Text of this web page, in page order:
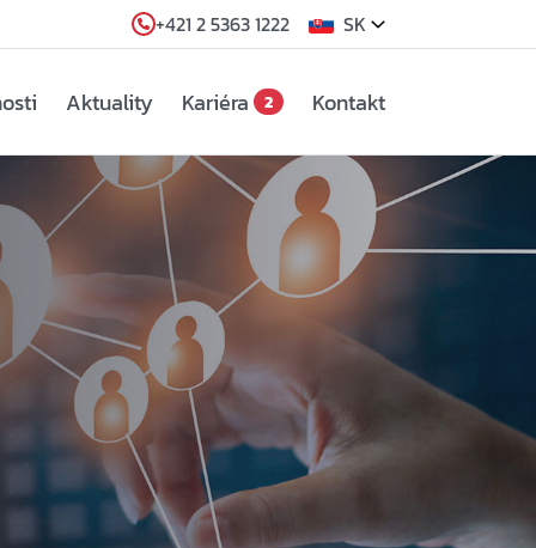
+421 2 5363 1222 SK
Aktuality Kariéra 2 Kontakt